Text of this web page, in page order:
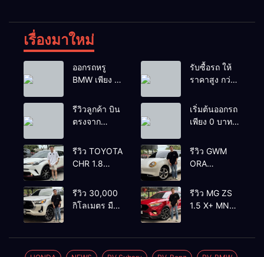
เรื่องมาใหม่
ออกรถหรู
BMW เพียง 1
รับซื้อรถ ให้
ราคาสูง กว่า
ติดไฟแนนซ์ก็
รับซื้อ
รีวิวลูกค้า บิน
ตรงจาก
รถโยรัชดา
เริ่มต้นออกรถ
เพียง 0 บาท
รีวิว TOYOTA
CHR 1.8
2018 สีขาว
มุก ตัวท้อปสุ
บาท🛣️วิ่งน้อย
90,000 กว่า
รีวิว GWM
ORA
400 PRO
2022 สีขาว
บาทวิ่งน้อย
50,000 กม.
รีวิว 30,000
กิโลเมตร มือ
รีวิว MG ZS
1.5 X+ MNC